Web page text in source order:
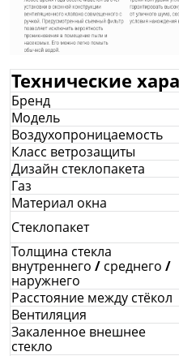
Технические
Бренд
Модель
Воздухопроницаемость
Класс ветрозащиты
Дизайн стеклопакета
Газ
Материал окна
Стеклопакет
Толщина стекла
внутреннего / среднего /
наружнего
Расстояние между стёкол
Вентиляция
Закаленное внешнее
стекло